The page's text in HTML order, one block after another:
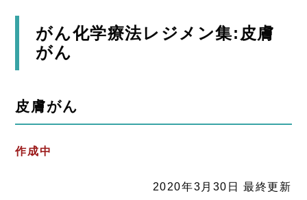
がん化学療法レジメン集:皮膚
がん
皮膚がん
作成中
2020年3月30日 最終更新